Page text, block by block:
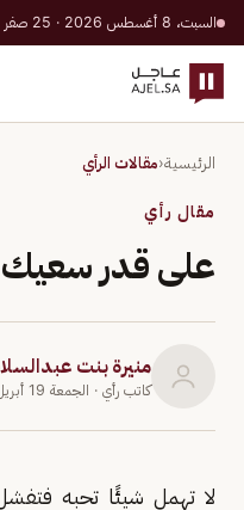
السبت، 8 أغسطس 2026 · 25 صفر 1448 هـ
الرئيسية‹مقالات الرأي
مقال رأي
على قدر
منيرة بنت
كاتب رأي · الجمعة 19 أبريل 2019
لا تهمل شيئًا تحبه